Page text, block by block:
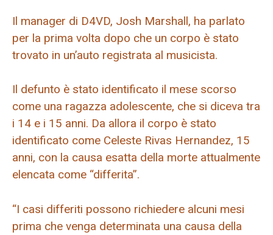
Il manager di D4VD, Josh Marshall, ha parlato
per la prima volta dopo che un corpo è stato
trovato in un’auto registrata al musicista.
Il defunto è stato identificato il mese scorso
come una ragazza adolescente, che si diceva tra
i 14 e i 15 anni. Da allora il corpo è stato
identificato come Celeste Rivas Hernandez, 15
anni, con la causa esatta della morte attualmente
elencata come “differita”.
“I casi differiti possono richiedere alcuni mesi
prima che venga determinata una causa della